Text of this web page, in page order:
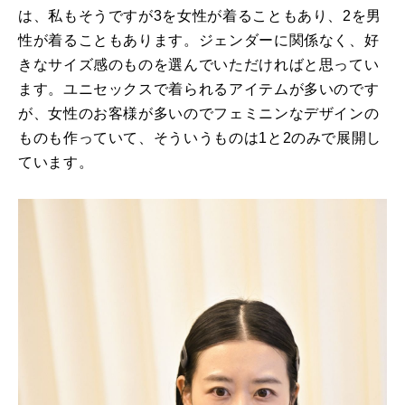
は、私もそうですが3を女性が着ることもあり、2を男
性が着ることもあります。ジェンダーに関係なく、好
きなサイズ感のものを選んでいただければと思ってい
ます。ユニセックスで着られるアイテムが多いのです
が、女性のお客様が多いのでフェミニンなデザインの
ものも作っていて、そういうものは1と2のみで展開し
ています。